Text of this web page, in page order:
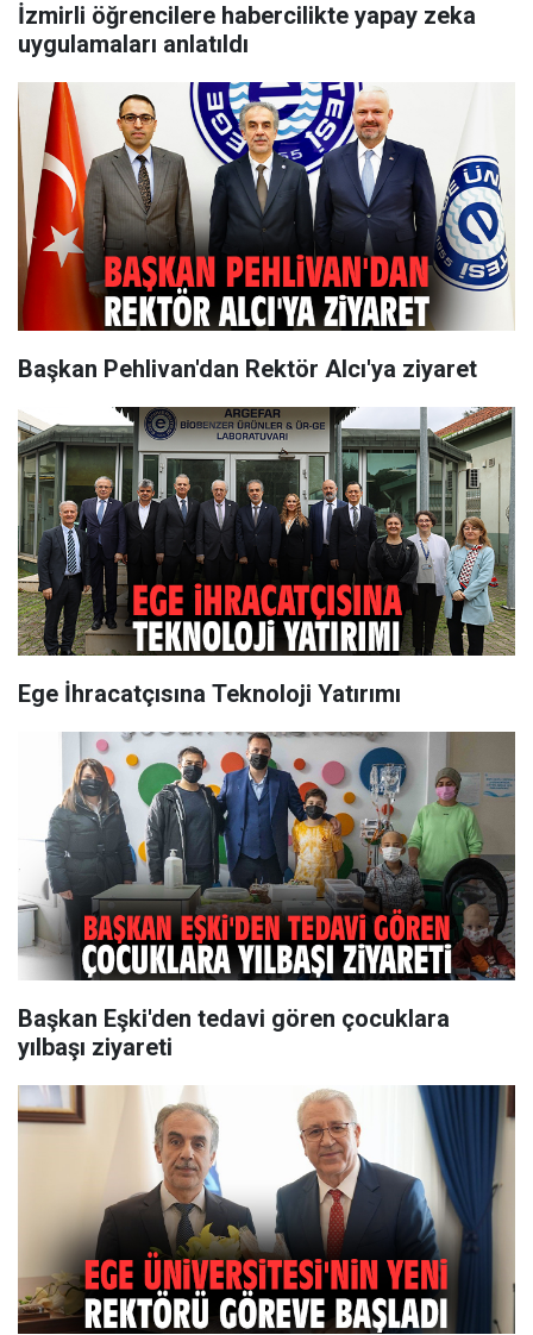
İzmirli öğrencilere habercilikte yapay zeka
uygulamaları anlatıldı
Başkan Pehlivan'dan Rektör Alcı'ya ziyaret
Ege İhracatçısına Teknoloji Yatırımı
Başkan Eşki'den tedavi gören çocuklara
yılbaşı ziyareti